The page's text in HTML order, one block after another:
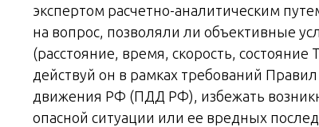
экспертом расчетно-аналитическим
на вопрос, позволяли ли объективные
(расстояние, время, скорость, состояние
действуй он в рамках требований
движения РФ (ПДД РФ), избежать
опасной ситуации или ее вредных